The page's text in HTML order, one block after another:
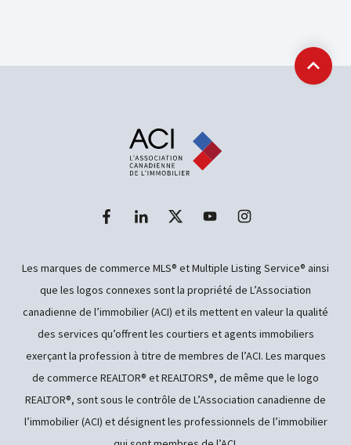
Les marques de commerce MLS® et Multiple Listing Service® ainsi
que les logos connexes sont la propriété de L’Association
canadienne de l’immobilier (ACI) et ils mettent en valeur la qualité
des services qu’offrent les courtiers et agents immobiliers
exerçant la profession à titre de membres de l’ACI. Les marques
de commerce REALTOR® et REALTORS®, de même que le logo
REALTOR®, sont sous le contrôle de L’Association canadienne de
l’immobilier (ACI) et désignent les professionnels de l’immobilier